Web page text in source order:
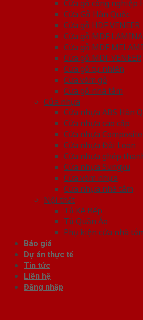
Cửa gỗ công nghiệp
Cửa Gỗ Hàn Quốc
Cửa gỗ HDF VENEER
Cửa gỗ MDF
Cửa gỗ MDF
Cửa gỗ MDF VENEER
Cửa gỗ tự nhiên
Cửa vòm gỗ
Cửa gỗ nhà tắm
Cửa nhựa
Cửa nhựa ABS Hàn
Cửa nhựa cao cấp
Cửa nhựa Composite
Cửa nhựa Đài Loan
Cửa nhựa ghép
Cửa nhựa Sungyu
Cửa vòm nhựa
Cửa nhựa nhà tắm
Nội thất
Tủ Kệ Bếp
Tủ Quần Áo
Phụ kiện cửa nhà
Báo giá
Dự án thực tế
Tin tức
Liên hệ
Đăng nhập